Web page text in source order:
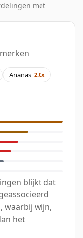
met
Ananas 2.0x
blijkt dat
waarbij wijn,
het